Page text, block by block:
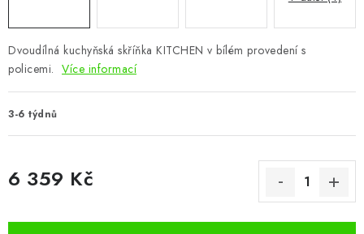
VÝPRODEJ
Vše o nákupu Info
Dvoudílná kuchyňská skříňka KITCHEN v bílém provedení s
policemi. Více informací
3-6 týdnů
6 359 Kč